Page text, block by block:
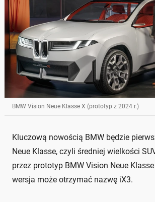
BMW Vision Neue Klasse X (prototyp z 2024 r.)
Kluczową nowością BMW będzie
Neue Klasse, czyli średniej wielkości
przez prototyp BMW Vision Neue
wersja może otrzymać nazwę iX3.